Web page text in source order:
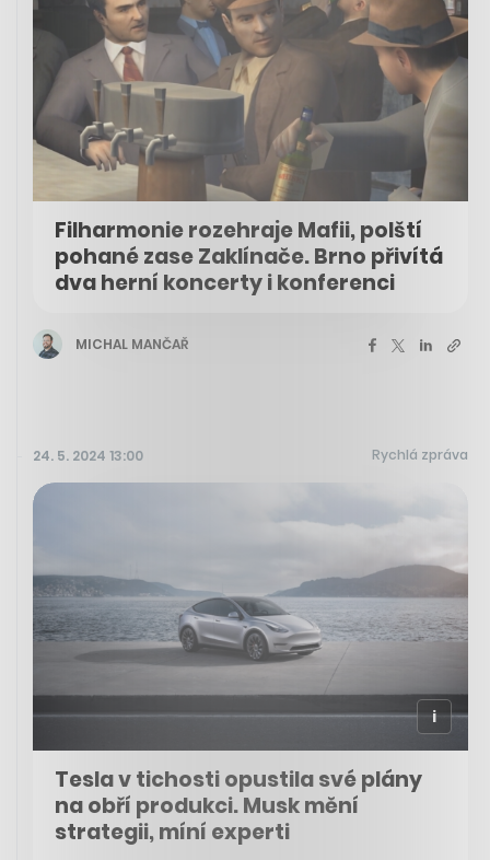
Filharmonie rozehraje Mafii, polští
pohané zase Zaklínače. Brno přivítá
dva herní koncerty i konferenci
MICHAL MANČAŘ
24. 5. 2024 13:00 Rychlá zpráva
Tesla v tichosti opustila své plány
na obří produkci. Musk mění
strategii, míní experti